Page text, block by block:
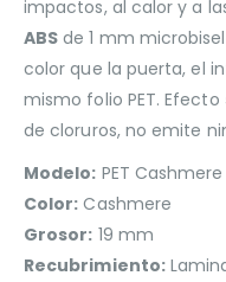
impactos, al calor y a
ABS de 1 mm
color que la puerta, el
mismo folio PET. Efecto
de cloruros, no emite
Modelo: PET Cashmere
Color: Cashmere
Grosor: 19 mm
Recubrimiento: